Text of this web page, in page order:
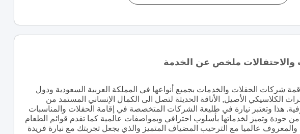
والاحتفالات ملخص عن الخدمة
شركات الحفلات والخدمات بجميع أنواعها في المملكة العربية السعودية ودول
الكلاسيكي الأصيل, الأناقة الحديثة لتصل الى الكمال الإنساني المستمد من
هذا وتعتبر نيارة في طليعة الشركات المتخصصة في إقامة الحفلات والمناسبات
من جودة وتميز لخدماتها بأسلوب احترافي وبمواصفات عالمية كما تقدم قوائم الطعام
والمعروف عالميا مع الترحيب المضياف المتميز والذي يجعل تجربتك مع نيارة فريدة